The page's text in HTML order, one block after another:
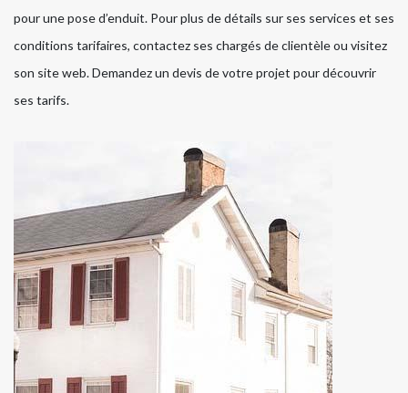
pour une pose d’enduit. Pour plus de détails sur ses services et ses
conditions tarifaires, contactez ses chargés de clientèle ou visitez
son site web. Demandez un devis de votre projet pour découvrir
ses tarifs.